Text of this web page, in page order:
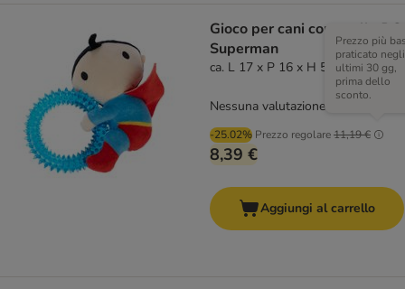
Gioco per cani con anello DC
Superman
ca. L 17 x P 16 x H 5 cm
-25.02% Prezzo regolare11,19 €
Prezzo più
praticato negli
ultimi 30 gg,
prima dello
sconto.
8,39 €
Nessuna valutazione
Aggiungi al carrello